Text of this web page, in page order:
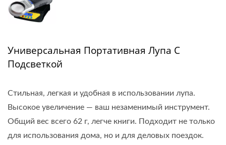
Универсальная Портативная Лупа С
Подсветкой
Стильная, легкая и удобная в использовании лупа.
Высокое увеличение — ваш незаменимый инструмент.
Общий вес всего 62 г, легче книги. Подходит не только
для использования дома, но и для деловых поездок.